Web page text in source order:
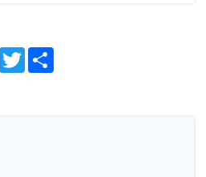
Face Twitte